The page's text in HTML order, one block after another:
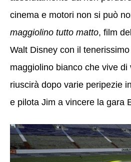
cinema e motori non si può
maggiolino tutto matto, film
Walt Disney con il
maggiolino bianco che vive di
riuscirà dopo varie peripezie
e pilota Jim a vincere la gara